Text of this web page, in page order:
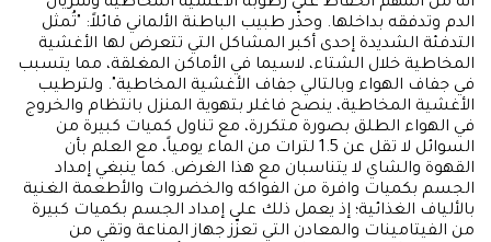
الدم وتدفقه بداخلها. وحذّر طبيب الباطنة الألماني قائلاً: "تُمثل
التدفئة الشديدة إحدى أكبر المشاكل التي تتعرض لها الأغشية
المخاطية خلال الشتاء، لاسيما في الأماكن المغلقة، مما يتسبب
في جفاف الهواء وبالتالي جفاف الأغشية المخاطية". ولترطيب
الأغشية المخاطية، ينصح فاغلر بتهوية المنزل بانتظام والخروج
في الهواء الطلق بصورة متكررة، مع تناول كميات كبيرة من
السوائل لا تقل عن 1.5 لترات من الماء يومياً، مع العلم بأن
القهوة والشاي لا يتناسبان مع هذا الغرض. كما ينبغي إمداد
الجسم بكميات وافرة من الفواكه والخضروات والأطعمة الغنية
بالألياف الغذائية؛ إذ يعمل ذلك على إمداد الجسم بكميات كبيرة
من الفيتامينات والمعادن التي تعزّز جهاز المناعة وتقي من